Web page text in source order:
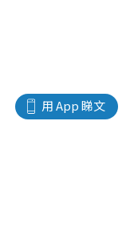
用 App 睇文